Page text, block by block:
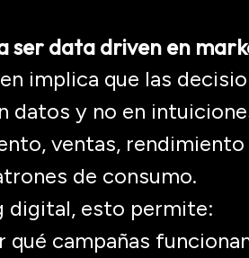
ser data driven en
implica que las
datos y no en
ventas,
de consumo.
digital, esto permite:
campañas